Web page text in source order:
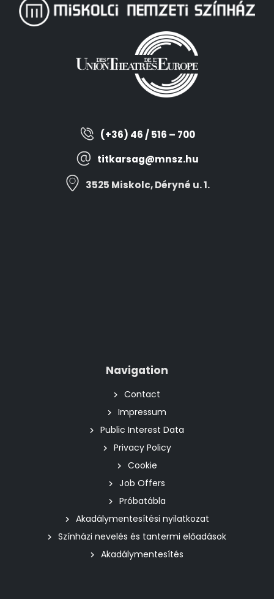
(+36) 46 / 516 – 700
titkarsag@mnsz.hu
3525 Miskolc, Déryné u. 1.
Navigation
Contact
Impressum
Public Interest Data
Privacy Policy
Cookie
Job Offers
Próbatábla
Akadálymentesítési nyilatkozat
Színházi nevelés és tantermi előadások
Akadálymentesítés